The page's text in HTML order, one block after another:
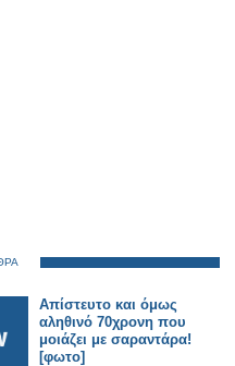
Απίστευτο και όμως
αληθινό 70χρονη που
μοιάζει με σαραντάρα!
[φωτο]